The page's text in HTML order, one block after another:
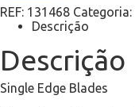
REF: 131468 Categoria:
Descrição
Descrição
Single Edge Blades